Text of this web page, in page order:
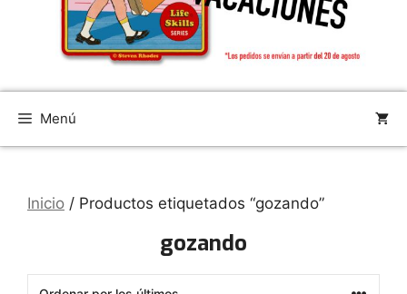
Menú
Inicio / Productos etiquetados “gozando”
gozando